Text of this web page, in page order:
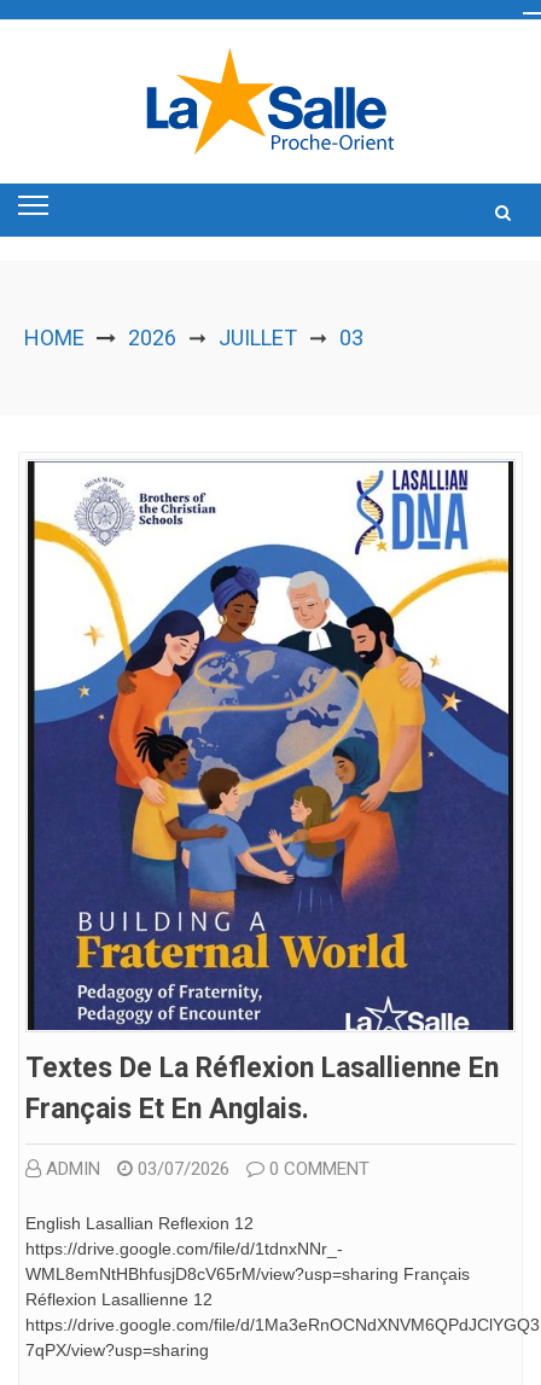
HOME 2026 ➞ JUILLET ➞ 03
Textes De La Réflexion Lasallienne En
Français Et En Anglais.
ADMIN 03/07/2026 0 COMMENT
English Lasallian Reflexion 12
https://drive.google.com/file/d/1tdnxNNr_-
WML8emNtHBhfusjD8cV65rM/view?usp=sharing Français
Réflexion Lasallienne 12
https://drive.google.com/file/d/
7qPX/view?usp=sharing